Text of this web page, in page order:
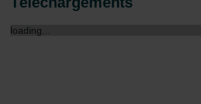
danych Zehnder
loading...